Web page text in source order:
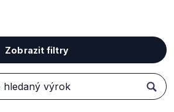
Zobrazit filtry